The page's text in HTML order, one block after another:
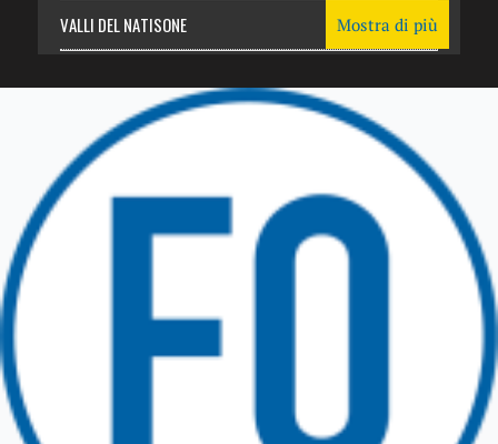
VALLI DEL NATISONE
TRICESIMO
TARCENTO
GEMONA DEL FRIULI
Mostra di più